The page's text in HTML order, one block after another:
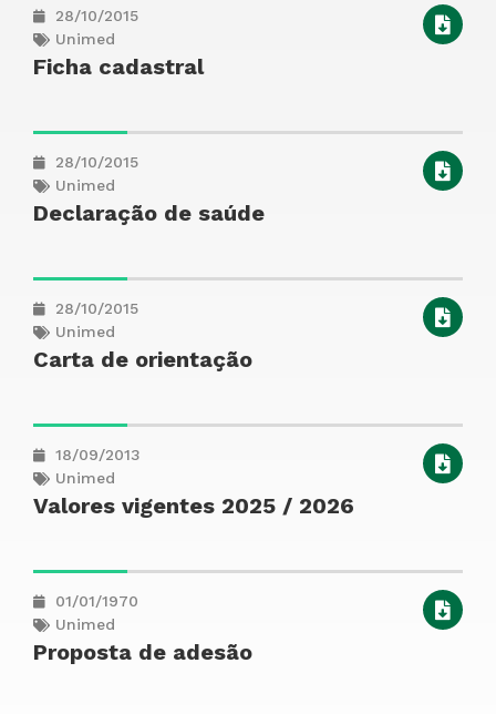
28/10/2015
Unimed
Ficha cadastral
28/10/2015
Unimed
Declaração de saúde
28/10/2015
Unimed
Carta de orientação
18/09/2013
Unimed
Valores vigentes 2025 / 2026
01/01/1970
Unimed
Proposta de adesão